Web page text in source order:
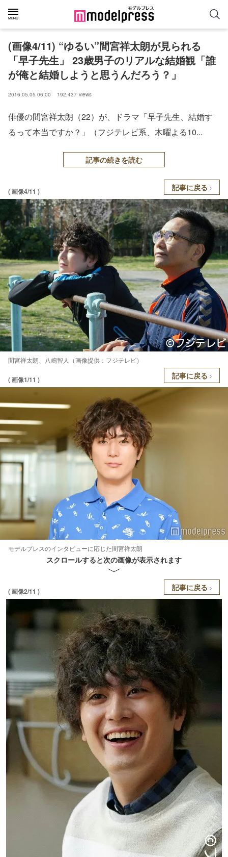
(画像4/11) “ゆるい”間宮祥太朗が見られる
「早子先生」 23歳男子のリアルな結婚観「誰
が俺と結婚しようと思うんだろう？」
2016.05.05 06:00 192,437 views
俳優の間宮祥太朗（22）が、ドラマ「早子先生、結婚す
るって本当ですか？」（フジテレビ系、木曜よる10...
記事の続きを読む
( 画像4/11 ) 記事に戻る
間宮祥太朗、八嶋智人（画像提供：フジテレビ）
( 画像1/11 ) 記事に戻る
モデルプレスのインタビューに応じた間宮祥太朗
スクロールすると次の画像が表示されます
( 画像2/11 ) 記事に戻る